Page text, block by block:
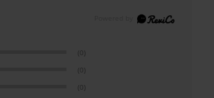
(0)
(0)
(0)